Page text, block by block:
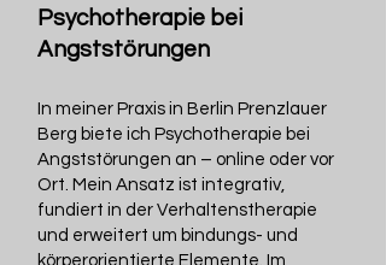
Psychotherapie bei
Angststörungen
In meiner Praxis in Berlin Prenzlauer
Berg biete ich Psychotherapie bei
Angststörungen an – online oder vor
Ort. Mein Ansatz ist integrativ,
fundiert in der Verhaltenstherapie
und erweitert um bindungs- und
körperorientierte Elemente. Im